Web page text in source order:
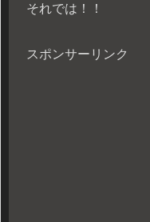
それでは！！
スポンサーリンク